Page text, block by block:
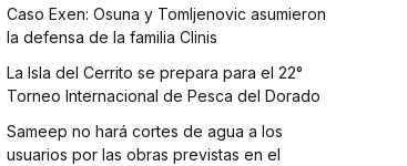
Caso Exen: Osuna y Tomljenovic asumieron
la defensa de la familia Clinis
La Isla del Cerrito se prepara para el 22°
Torneo Internacional de Pesca del Dorado
Sameep no hará cortes de agua a los
usuarios por las obras previstas en el